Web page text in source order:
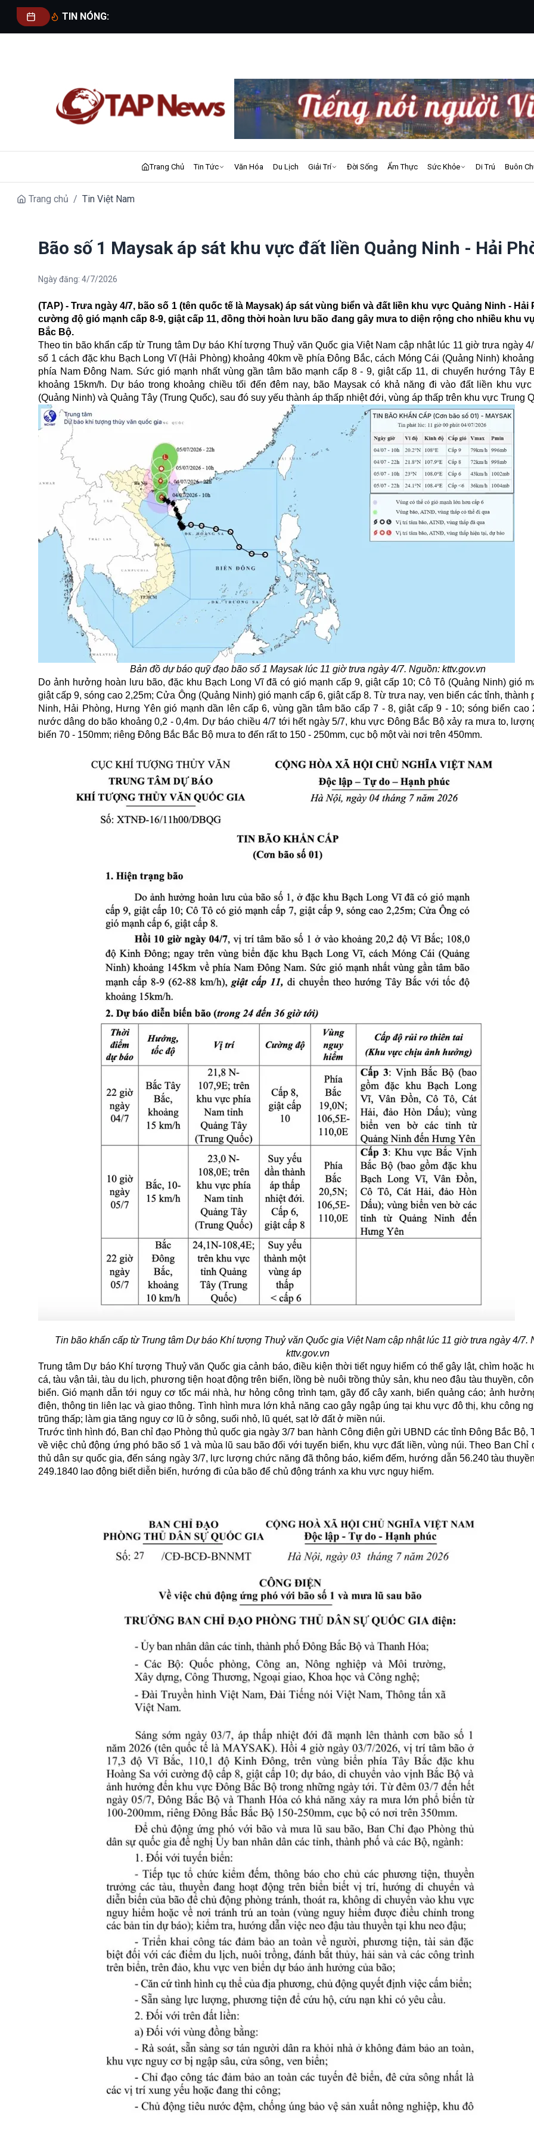
TIN NÓNG:
Trang Chủ Tin Tức Văn Hóa Du Lịch Giải Trí Đời Sống Ẩm Thực Sức Khỏe Di Trú Buôn
Trang chủ / Tin Việt Nam
Bão số 1 Maysak áp sát khu vực đất liền Quảng Ninh - Hải
Ngày đăng: 4/7/2026
(TAP) - Trưa ngày 4/7, bão số 1 (tên quốc tế là Maysak) áp sát vùng biển và đất liền khu vực Quảng Ninh - Hải
cường độ gió mạnh cấp 8-9, giật cấp 11, đồng thời hoàn lưu bão đang gây mưa to diện rộng cho nhiều khu
Bắc Bộ.
Theo tin bão khẩn cấp từ Trung tâm Dự báo Khí tượng Thuỷ văn Quốc gia Việt Nam cập nhật lúc 11 giờ trưa ngày
số 1 cách đặc khu Bạch Long Vĩ (Hải Phòng) khoảng 40km về phía Đông Bắc, cách Móng Cái (Quảng Ninh)
phía Nam Đông Nam. Sức gió mạnh nhất vùng gần tâm bão mạnh cấp 8 - 9, giật cấp 11, di chuyển hướng Tây
khoảng 15km/h. Dự báo trong khoảng chiều tối đến đêm nay, bão Maysak có khả năng đi vào đất liền khu vực
(Quảng Ninh) và Quảng Tây (Trung Quốc), sau đó suy yếu thành áp thấp nhiệt đới, vùng áp thấp trên khu vực Trung
Bản đồ dự báo quỹ đạo bão số 1 Maysak lúc 11 giờ trưa ngày 4/7. Nguồn: kttv.gov.vn
Do ảnh hưởng hoàn lưu bão, đặc khu Bạch Long Vĩ đã có gió mạnh cấp 9, giật cấp 10; Cô Tô (Quảng Ninh) gió
giật cấp 9, sóng cao 2,25m; Cửa Ông (Quảng Ninh) gió mạnh cấp 6, giật cấp 8. Từ trưa nay, ven biển các tỉnh, thành
Ninh, Hải Phòng, Hưng Yên gió mạnh dần lên cấp 6, vùng gần tâm bão cấp 7 - 8, giật cấp 9 - 10; sóng biển cao
nước dâng do bão khoảng 0,2 - 0,4m. Dự báo chiều 4/7 tới hết ngày 5/7, khu vực Đông Bắc Bộ xảy ra mưa to,
biến 70 - 150mm; riêng Đông Bắc Bắc Bộ mưa to đến rất to 150 - 250mm, cục bộ một vài nơi trên 450mm.
Tin bão khẩn cấp từ Trung tâm Dự báo Khí tượng Thuỷ văn Quốc gia Việt Nam cập nhật lúc 11 giờ trưa ngày 4/7.
kttv.gov.vn
Trung tâm Dự báo Khí tượng Thuỷ văn Quốc gia cảnh báo, điều kiện thời tiết nguy hiểm có thể gây lật, chìm hoặc
cá, tàu vận tải, tàu du lịch, phương tiện hoạt động trên biển, lồng bè nuôi trồng thủy sản, khu neo đậu tàu thuyền,
biển. Gió mạnh dẫn tới nguy cơ tốc mái nhà, hư hỏng công trình tạm, gãy đổ cây xanh, biển quảng cáo; ảnh
điện, thông tin liên lạc và giao thông. Tình hình mưa lớn khả năng cao gây ngập úng tại khu vực đô thị, khu công
trũng thấp; làm gia tăng nguy cơ lũ ở sông, suối nhỏ, lũ quét, sạt lở đất ở miền núi.
Trước tình hình đó, Ban chỉ đạo Phòng thủ quốc gia ngày 3/7 ban hành Công điện gửi UBND các tỉnh Đông Bắc Bộ,
về việc chủ động ứng phó bãosố 1 và mùa lũ sau bão đối với tuyến biển, khu vực đất liền, vùng núi. Theo Ban Chỉ
thủ dân sự quốc gia, đến sáng ngày 3/7, lực lượng chức năng đã thông báo, kiểm đếm, hướng dẫn 56.240 tàu
249.1840 lao động biết diễn biến, hướng đi của bão để chủ động tránh xa khu vực nguy hiểm.